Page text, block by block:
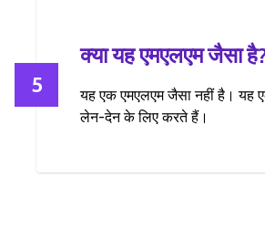
5
क्या यह एमएलएम जैसा
यह एक एमएलएम जैसा नहीं है। यह
लेन-देन के लिए करते हैं।